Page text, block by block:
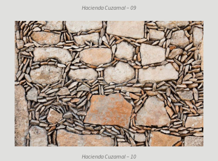
Hacienda Cuzamal – 09
Hacienda Cuzamal – 10